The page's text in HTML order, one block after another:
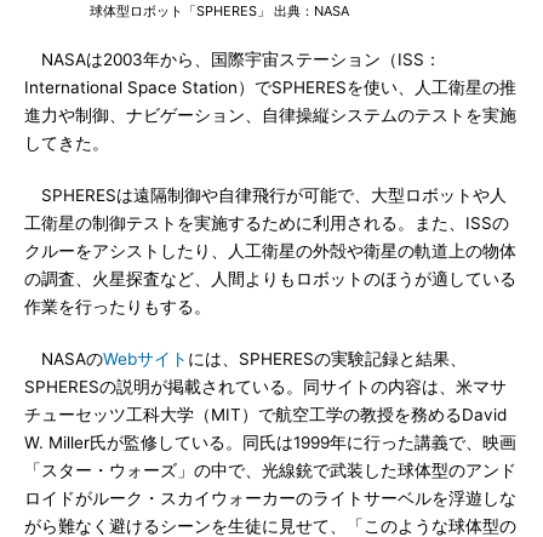
球体型ロボット「SPHERES」 出典：NASA
NASAは2003年から、国際宇宙ステーション（ISS：
International Space Station）でSPHERESを使い、人工衛星の推
進力や制御、ナビゲーション、自律操縦システムのテストを実施
してきた。
SPHERESは遠隔制御や自律飛行が可能で、大型ロボットや人
工衛星の制御テストを実施するために利用される。また、ISSの
クルーをアシストしたり、人工衛星の外殻や衛星の軌道上の物体
の調査、火星探査など、人間よりもロボットのほうが適している
作業を行ったりもする。
NASAのWebサイト には、SPHERESの実験記録と結果、
SPHERESの説明が掲載されている。同サイトの内容は、米マサ
チューセッツ工科大学（MIT）で航空工学の教授を務めるDavid
W. Miller氏が監修している。同氏は1999年に行った講義で、映画
「スター・ウォーズ」の中で、光線銃で武装した球体型のアンド
ロイドがルーク・スカイウォーカーのライトサーベルを浮遊しな
がら難なく避けるシーンを生徒に見せて、「このような球体型の